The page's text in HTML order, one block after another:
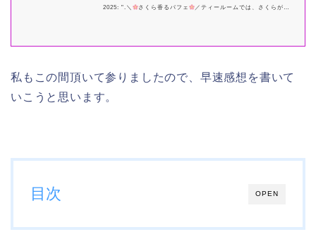
2025: ".＼
さくら香るパフェ
／ティールームでは、さくらがほ
私もこの間頂いて参りましたので、早速感想を書いて
いこうと思います。
OPEN
目次